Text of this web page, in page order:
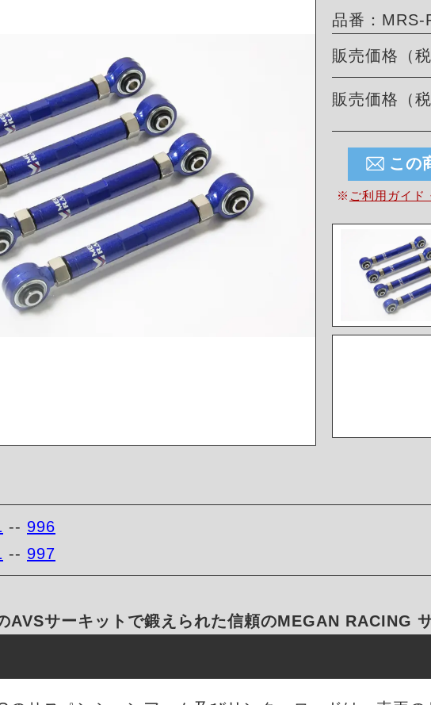
品番：MRS-
販売価格（
販売価格（
この
※ ご利用ガイド
-- 996
-- 997
AVSサーキットで鍛えられた信頼のMEGAN RACING